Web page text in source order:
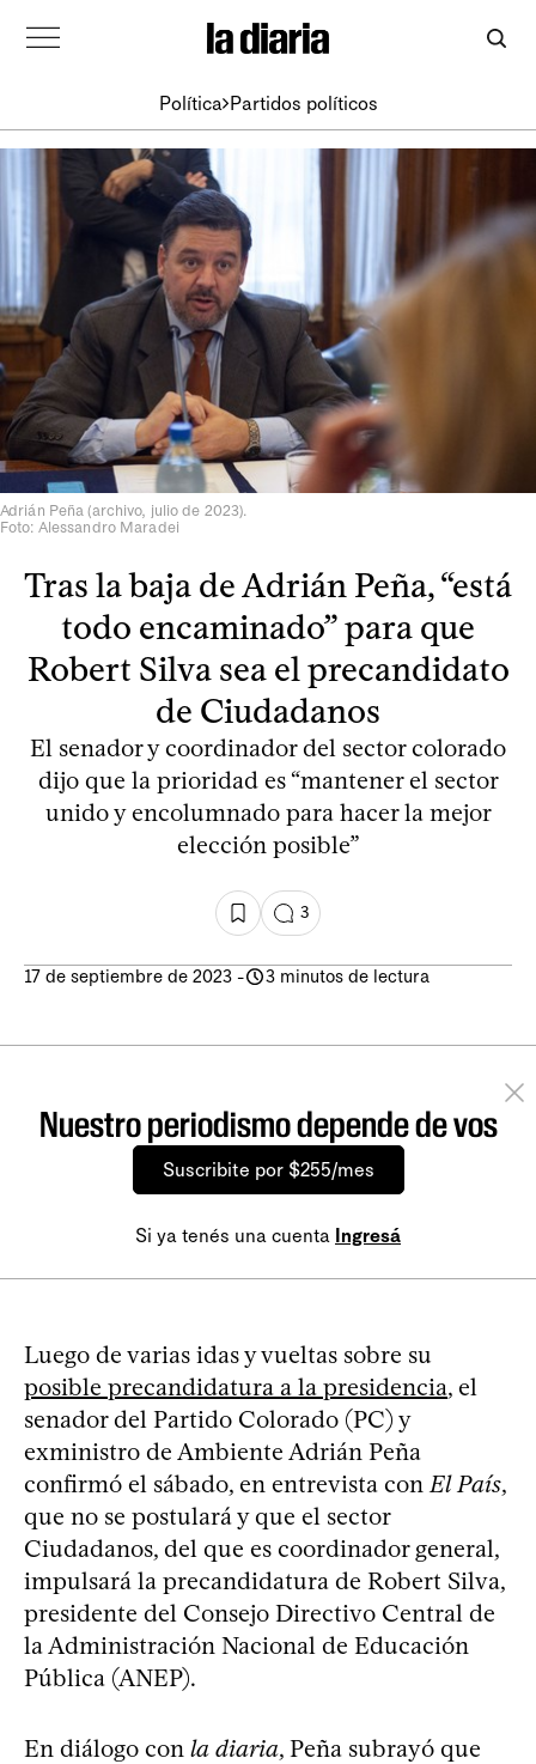
Política Partidos políticos
Adrián Peña (archivo, julio de 2023).
Foto: Alessandro Maradei
Tras la baja de Adrián Peña, “está
todo encaminado” para que
Robert Silva sea el precandidato
de Ciudadanos
El senador y coordinador del sector colorado
dijo que la prioridad es “mantener el sector
unido y encolumnado para hacer la mejor
elección posible”
3
17 de septiembre de 2023 - 3 minutos de lectura
Nuestro periodismo depende de vos
Suscribite por $255/mes
Si ya tenés una cuenta Ingresá
Luego de varias idas y vueltas sobre su
posible precandidatura a la presidencia, el
senador del Partido Colorado (PC) y
exministro de Ambiente Adrián Peña
confirmó el sábado, en entrevista con El País,
que no se postulará y que el sector
Ciudadanos, del que es coordinador general,
impulsará la precandidatura de Robert Silva,
presidente del Consejo Directivo Central de
la Administración Nacional de Educación
Pública (ANEP).
En diálogo con la diaria, Peña subrayó que